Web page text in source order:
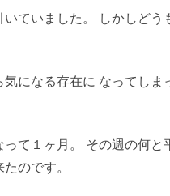
いていました。 しかしどう
気になる存在に なってしま
って１ヶ月。 その週の何と
のです。